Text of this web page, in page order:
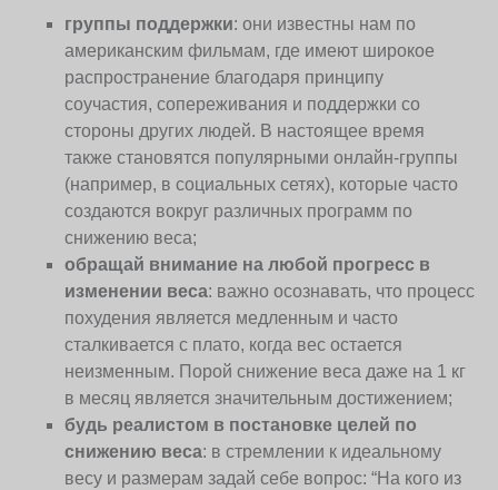
группы поддержки: они известны нам по
американским фильмам, где имеют широкое
распространение благодаря принципу
соучастия, сопереживания и поддержки со
стороны других людей. В настоящее время
также становятся популярными онлайн-группы
(например, в социальных сетях), которые часто
создаются вокруг различных программ по
снижению веса;
обращай внимание на любой прогресс в
изменении веса: важно осознавать, что процесс
похудения является медленным и часто
сталкивается с плато, когда вес остается
неизменным. Порой снижение веса даже на 1 кг
в месяц является значительным достижением;
будь реалистом в постановке целей по
снижению веса: в стремлении к идеальному
весу и размерам задай себе вопрос: “На кого из